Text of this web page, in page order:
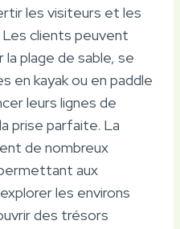
les visiteurs et les
Les clients peuvent
plage de sable, se
en kayak ou en paddle
leurs lignes de
prise parfaite. La
de nombreux
aux
les environs
des trésors